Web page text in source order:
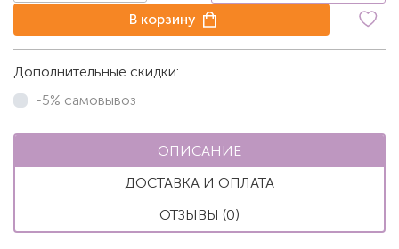
В корзину
Дополнительные скидки:
-5% самовывоз
ОПИСАНИЕ
ДОСТАВКА И ОПЛАТА
ОТЗЫВЫ (0)